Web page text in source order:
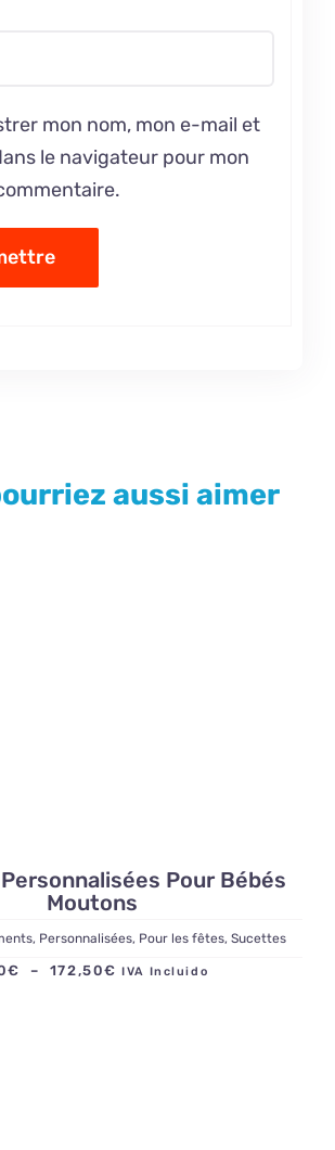
mon nom, mon e-mail et
le navigateur pour mon
aussi aimer
Pour Bébés
Moutons
, Personnalisées, Pour les fêtes, Sucettes
€ – 172,50€ Plage
IVA Incluido